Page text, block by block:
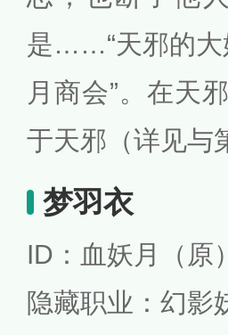
是……“天邪的大
月商会”。在天
于天邪（详见与
梦羽衣
ID：血妖月（原
隐藏职业：幻影